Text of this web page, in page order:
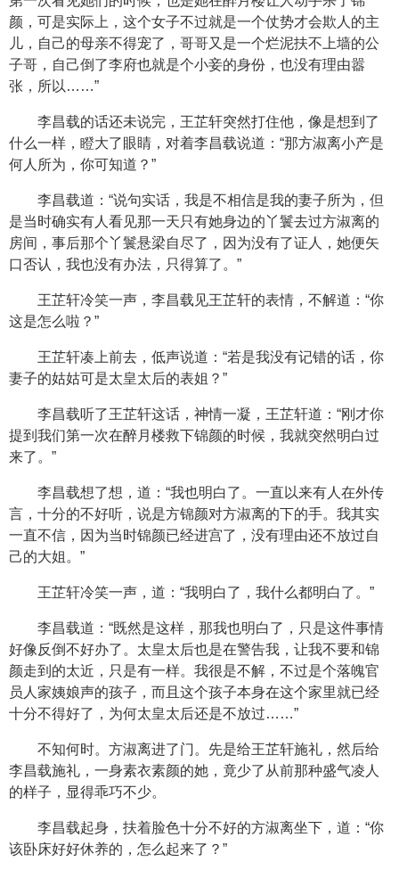
颜，可是实际上，这个女子不过就是一个仗势才会欺人的主
儿，自己的母亲不得宠了，哥哥又是一个烂泥扶不上墙的公
子哥，自己倒了李府也就是个小妾的身份，也没有理由嚣
张，所以……”
李昌载的话还未说完，王芷轩突然打住他，像是想到了
什么一样，瞪大了眼睛，对着李昌载说道：“那方淑离小产是
何人所为，你可知道？”
李昌载道：“说句实话，我是不相信是我的妻子所为，但
是当时确实有人看见那一天只有她身边的丫鬟去过方淑离的
房间，事后那个丫鬟悬梁自尽了，因为没有了证人，她便矢
口否认，我也没有办法，只得算了。”
王芷轩冷笑一声，李昌载见王芷轩的表情，不解道：“你
这是怎么啦？”
王芷轩凑上前去，低声说道：“若是我没有记错的话，你
妻子的姑姑可是太皇太后的表姐？”
李昌载听了王芷轩这话，神情一凝，王芷轩道：“刚才你
提到我们第一次在醉月楼救下锦颜的时候，我就突然明白过
来了。”
李昌载想了想，道：“我也明白了。一直以来有人在外传
言，十分的不好听，说是方锦颜对方淑离的下的手。我其实
一直不信，因为当时锦颜已经进宫了，没有理由还不放过自
己的大姐。”
王芷轩冷笑一声，道：“我明白了，我什么都明白了。”
李昌载道：“既然是这样，那我也明白了，只是这件事情
好像反倒不好办了。太皇太后也是在警告我，让我不要和锦
颜走到的太近，只是有一样。我很是不解，不过是个落魄官
员人家姨娘声的孩子，而且这个孩子本身在这个家里就已经
十分不得好了，为何太皇太后还是不放过……”
不知何时。方淑离进了门。先是给王芷轩施礼，然后给
李昌载施礼，一身素衣素颜的她，竟少了从前那种盛气凌人
的样子，显得乖巧不少。
李昌载起身，扶着脸色十分不好的方淑离坐下，道：“你
该卧床好好休养的，怎么起来了？”